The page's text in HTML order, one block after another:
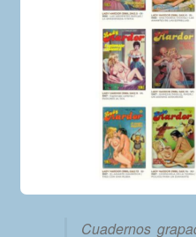
Cuadernos